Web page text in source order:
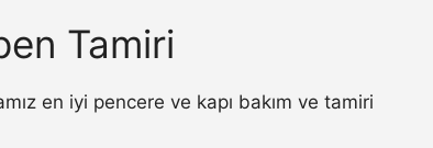
Tamiri
en iyi pencere ve kapı bakım ve tamiri